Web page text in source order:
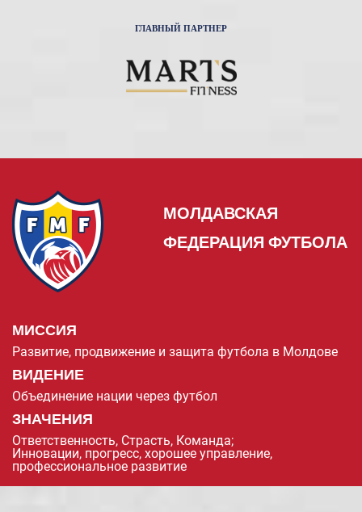
ГЛАВНЫЙ ПАРТНЕР
МОЛДАВСКАЯ
ФЕДЕРАЦИЯ ФУТБОЛА
МИССИЯ
Развитие, продвижение и защита футбола в Молдове
ВИДЕНИЕ
Объединение нации через футбол
ЗНАЧЕНИЯ
Ответственность, Страсть, Команда;
Инновации, прогресс, хорошее управление,
профессиональное развитие